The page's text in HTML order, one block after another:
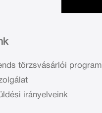
törzsvásárlói program
irányelveink